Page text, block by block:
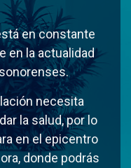
en constante
en la actualidad
necesita
la salud, por lo
en el epicentro
donde podrás